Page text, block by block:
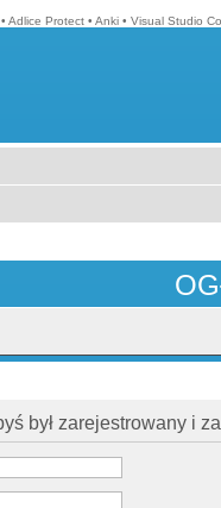
• Adlice Protect • Anki • Visual Studio
był zarejestrowany i